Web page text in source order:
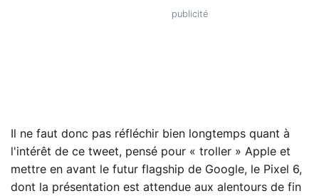
Il ne faut donc pas réfléchir bien longtemps quant à
l'intérêt de ce tweet, pensé pour « troller » Apple et
mettre en avant le futur flagship de Google, le Pixel 6,
dont la présentation est attendue aux alentours de fin